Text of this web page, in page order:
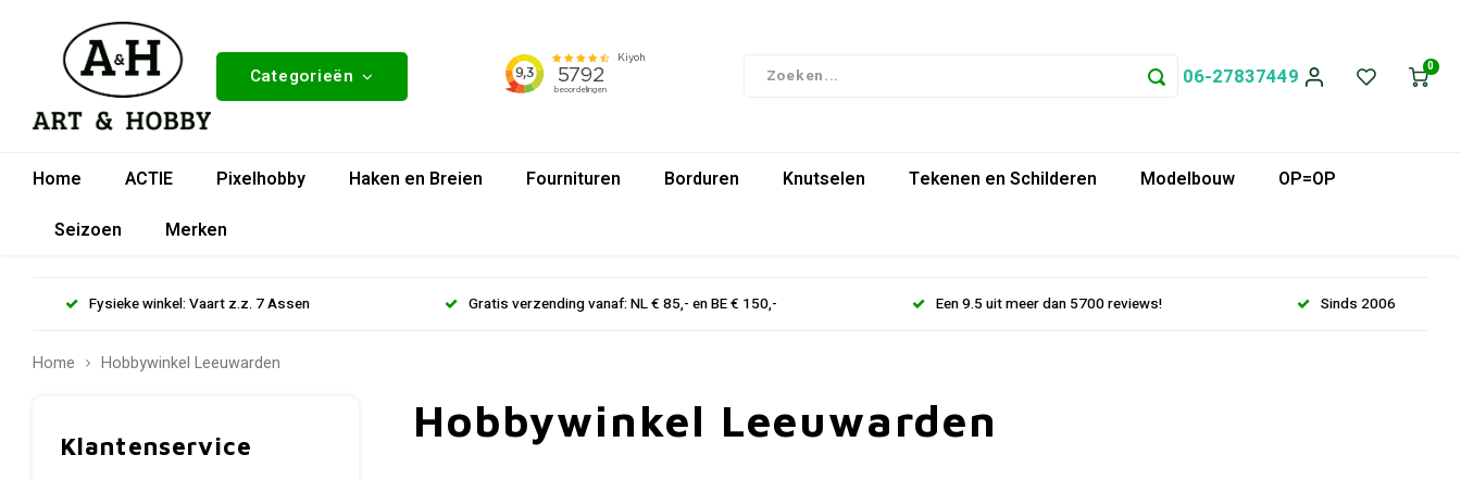
Categorieën 06-27837449 0
Home ACTIE Pixelhobby Haken en Breien Fournituren Borduren Knutselen Tekenen en Schilderen Modelbouw
OP=OP
Seizoen
Merken
Fysieke winkel: Vaart z.z. 7 Assen Gratis verzending vanaf: NL € 85,- en BE € 150,- Een 9.5 uit meer dan 5700 reviews! Sinds 2006
Home Hobbywinkel Leeuwarden
Klantenservice
Hobbywinkel Leeuwarden